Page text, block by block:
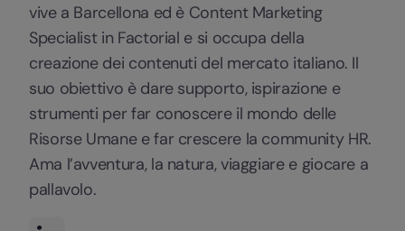
vive a Barcellona ed è Content Marketing
Specialist in Factorial e si occupa della
creazione dei contenuti del mercato italiano. Il
suo obiettivo è dare supporto, ispirazione e
strumenti per far conoscere il mondo delle
Risorse Umane e far crescere la community HR.
Ama l’avventura, la natura, viaggiare e giocare a
pallavolo.